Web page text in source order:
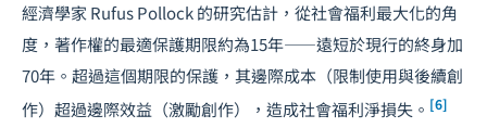
經濟學家 Rufus Pollock 的研究估計，從社會福利最大化的角
度，著作權的最適保護期限約為15年——遠短於現行的終身加
70年。超過這個期限的保護，其邊際成本（限制使用與後續創
作）超過邊際效益（激勵創作），造成社會福利淨損失。 [6]